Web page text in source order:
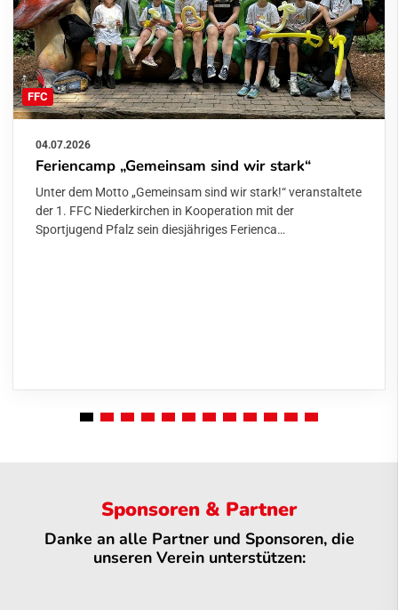
FFC
04.07.2026
Feriencamp „Gemeinsam sind wir stark“
Unter dem Motto „Gemeinsam sind wir stark!“ veranstaltete
der 1. FFC Niederkirchen in Kooperation mit der
Sportjugend Pfalz sein diesjähriges Ferienca…
Sponsoren & Partner
Danke an alle Partner und Sponsoren, die
unseren Verein unterstützen: